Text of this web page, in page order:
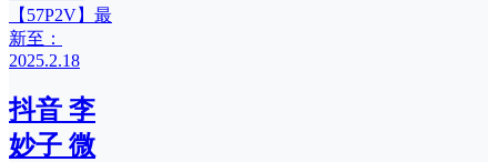
抖音 李
妙子 微